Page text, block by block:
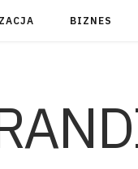
BIZNES